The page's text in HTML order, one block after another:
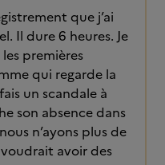
que j’ai
Il dure 6 heures. Je
les premières
qui regarde la
un scandale à
son absence dans
n’ayons plus de
avoir des